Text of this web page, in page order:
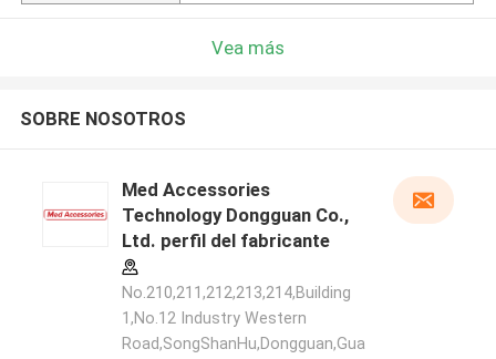
Vea más
SOBRE NOSOTROS
Med Accessories
Technology Dongguan Co.,
Ltd. perfil del fabricante
No.210,211,212,213,214,Building
1,No.12 Industry Western
Road,SongShanHu,Dongguan,Gua